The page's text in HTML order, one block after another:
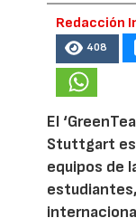
Redacción
408
El
Stuttgart es
equipos de